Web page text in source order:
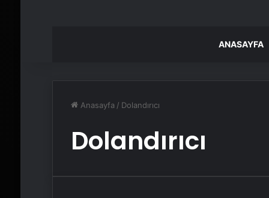
ANASAYFA
Anasayfa / Dolandırıcı
Dolandırıcı